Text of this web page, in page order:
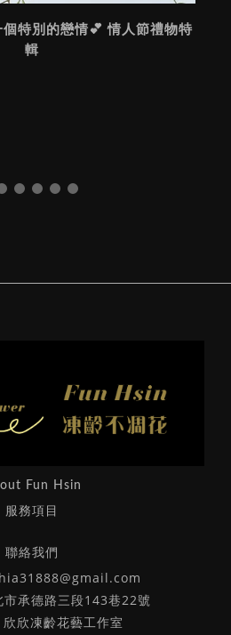
特別的戀情💕 情人節禮物特
輯
Fun Hsin
服務項目
聯絡我們
承德路三段143巷22號
欣凍齡花藝工作室